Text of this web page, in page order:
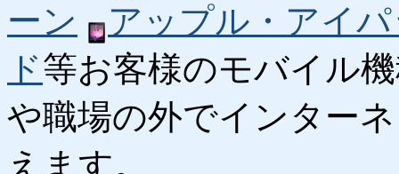
ーン
アップル・アイ
ド等お客様のモバイル
や職場の外でインター
えます。